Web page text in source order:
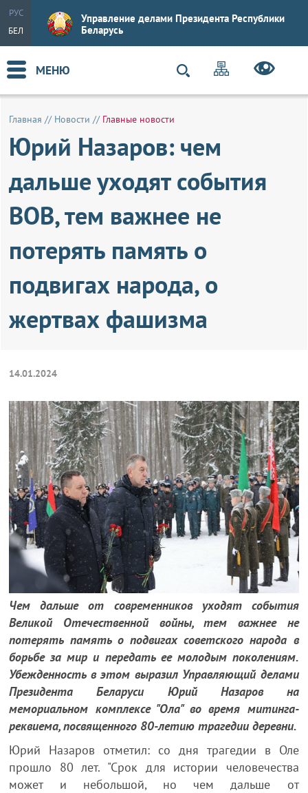
РУС
БЕЛ
Управление делами Президента Республики
Беларусь
МЕНЮ
Главная // Новости // Главные новости
Юрий Назаров: чем
дальше уходят события
ВОВ, тем важнее не
потерять память о
подвигах народа, о
жертвах фашизма
14.01.2024
Чем дальше от современников уходят события
Великой Отечественной войны, тем важнее не
потерять память о подвигах советского народа в
борьбе за мир и передать ее молодым поколениям.
Убежденность в этом выразил Управляющий делами
Президента Беларуси Юрий Назаров на
мемориальном комплексе "Ола" во время митинга-
реквиема, посвященного 80-летию трагедии деревни.
Юрий Назаров отметил: со дня трагедии в Оле
прошло 80 лет. "Срок для истории человечества
может и небольшой, но чем дальше от